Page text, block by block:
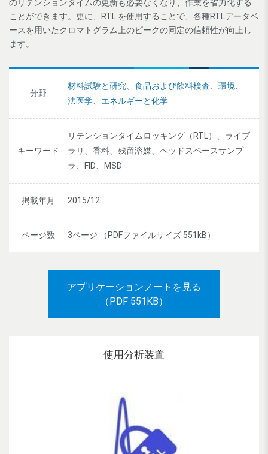
のリテンションタイムの更新も必要なくなり、作業を省力化する
ことができます。更に、RTL を使用することで、各種RTLデータベ
ースを用いたクロマトグラム上のピークの同定の信頼性が向上し
ます。
分野
材料試験と研究 食品および飲料検査 環境
法医学
エネルギーと化学
キーワード
リテンションタイムロッキング（RTL）、ライブ
ラリ、香料、残留溶媒、ヘッドスペースサンプ
ラ、FID、MSD
掲載年月 2015/12
ページ数 3ページ （PDFファイルサイズ 551kB）
アプリケーションノートを見る
（PDF 551KB）
使用分析装置